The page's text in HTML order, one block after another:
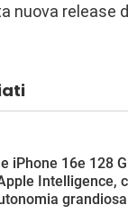
nuova release
iPhone 16e 128
Intelligence,